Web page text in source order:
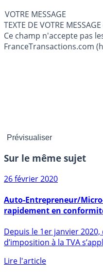
VOTRE MESSAGE
Ce champ n'accepte pas
FranceTransactions.com
Sur le même sujet
26 février 2020
rapidement en
d’imposition à la TVA